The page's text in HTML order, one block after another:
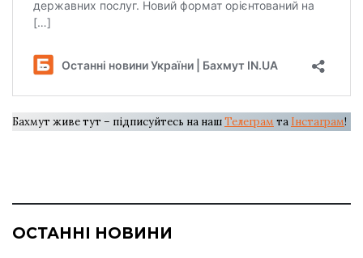
Бахмут живе тут – підписуйтесь на нашТелеграм та Інстаграм!
ОСТАННІ НОВИНИ